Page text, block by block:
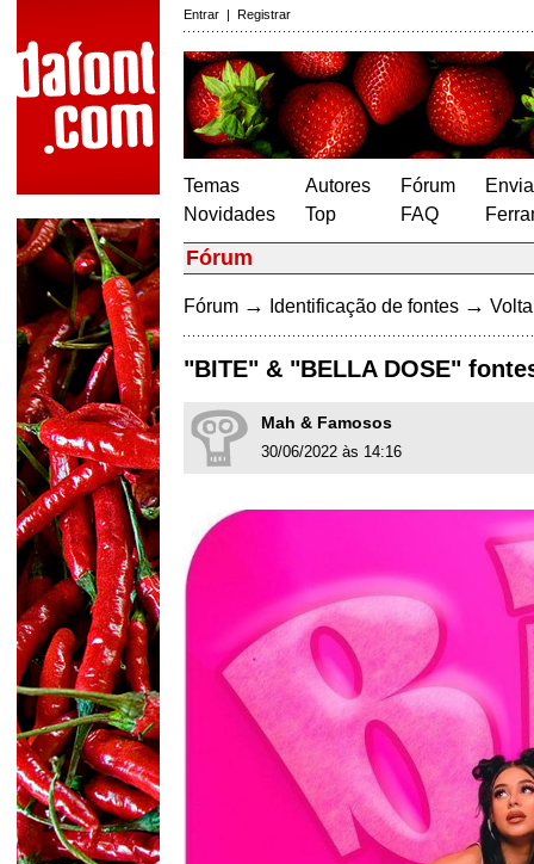
Entrar | Registrar
Temas
Novidades
Autores
Top
Fórum
FAQ
Fórum
Fórum → Identificação de fontes →
"BITE" & "BELLA DOSE"
Mah & Famosos
30/06/2022 às 14:16